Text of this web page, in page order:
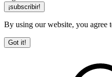
By using our website, you agree
Got it!